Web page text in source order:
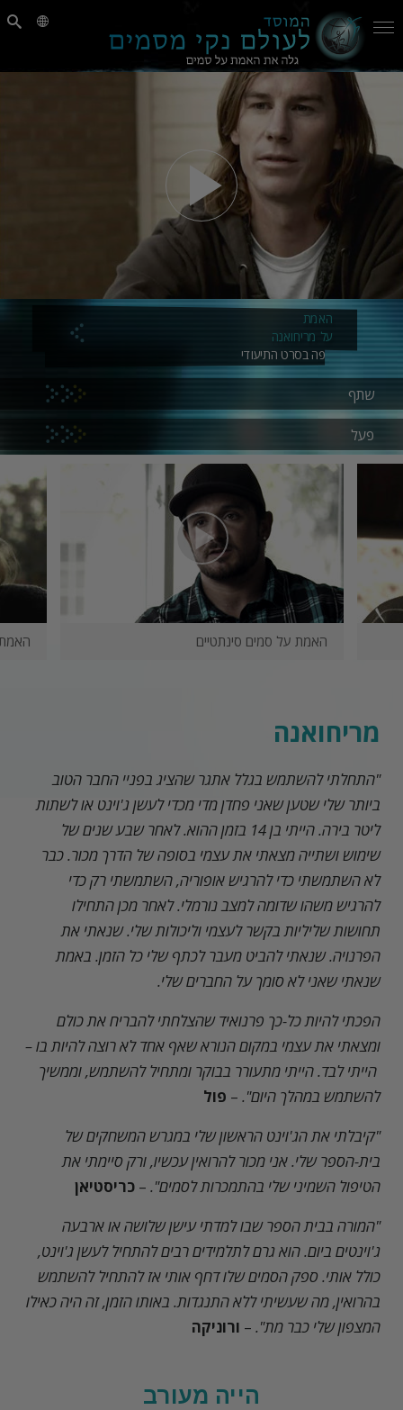
האמת
על מריחואנה
צפה בסרט התיעודי
שתף
פעל
האמת על סמים סינתטיים
מריחואנה
"התחלתי להשתמש בגלל אתגר שהציג בפניי החבר הטוב
ביותר שלי שטען שאני פחדן מדי מכדי לעשן ג'וינט או לשתות
ליטר בירה. הייתי בן 14 בזמן ההוא. לאחר שבע שנים של
שימוש ושתייה מצאתי את עצמי בסופה של הדרך מכור. כבר
לא השתמשתי כדי להרגיש אופוריה, השתמשתי רק כדי
להרגיש משהו שדומה למצב נורמלי. לאחר מכן התחילו
תחושות שליליות בקשר לעצמי וליכולות שלי. שנאתי את
הפרנויה. שנאתי להביט מעבר לכתף שלי כל הזמן. באמת
שנאתי שאני לא סומך על החברים שלי.
הפכתי להיות כל-כך פרנואיד שהצלחתי להבריח את כולם
ומצאתי את עצמי במקום הנורא שאף אחד לא רוצה להיות בו –
הייתי לבד. הייתי מתעורר בבוקר ומתחיל להשתמש, וממשיך
להשתמש במהלך היום". – פול
"קיבלתי את הג'וינט הראשון שלי במגרש המשחקים של
בית-הספר שלי. אני מכור להרואין עכשיו, ורק סיימתי את
הטיפול השמיני שלי בהתמכרות לסמים". – כריסטיאן
"המורה בבית הספר שבו למדתי עישן שלושה או ארבעה
ג'וינטים ביום. הוא גרם לתלמידים רבים להתחיל לעשן ג'וינט,
כולל אותי. ספק הסמים שלו דחף אותי אז להתחיל להשתמש
בהרואין, מה שעשיתי ללא התנגדות. באותו הזמן, זה היה כאילו
המצפון שלי כבר מת". – ורוניקה
הייה מעורב